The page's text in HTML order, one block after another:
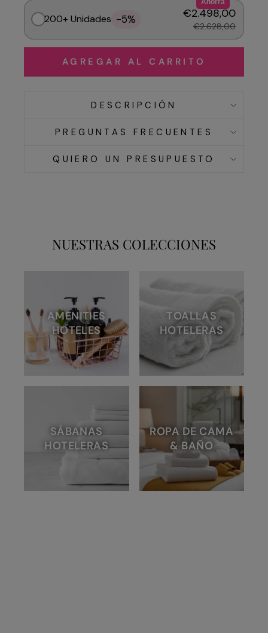
200+ Unidades -5% €2.498,00
€2.628,00
AGREGAR AL CARRITO
DESCRIPCIÓN
PREGUNTAS FRECUENTES
QUIERO UN PRESUPUESTO
NUESTRAS COLECCIONES
AMENITIES
HOTELES
TOALLAS
HOTELERAS
SÁBANAS
HOTELERAS
ROPA DE CAMA
& BAÑO